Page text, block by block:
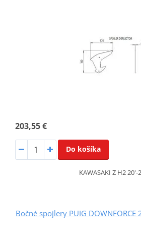
203,55 €
Do košíka
KAWASAKI Z H2 20'-
Bočné spojlery PUIG DOWNFORCE